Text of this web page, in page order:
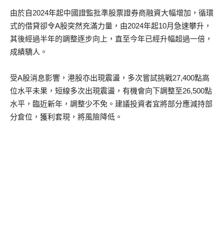
由於自2024年起中國證監批準股票證券商融資大幅增加，循環
式的借貸卻令A股突然充滿力量，由2024年起10月急速攀升，
其後經過半年的調整逐步向上，直至今年已經升幅超過一倍，
成績驕人。
受A股消息影響，港股亦出現震盪，多次嘗試挑戰27,400點高
位水平未果，短線多次出現震盪，有機會向下調整至26,500點
水平，臨近新年，調整少不免。建議投資者宜將部分應減持部
分倉位，獲利套現，將風險降低。